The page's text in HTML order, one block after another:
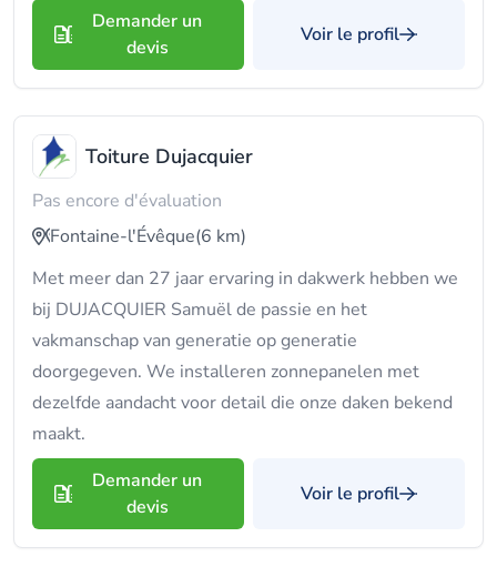
Demander un
devis
Voir le profil
Toiture Dujacquier
Pas encore d'évaluation
Fontaine-l'Évêque(6 km)
Met meer dan 27 jaar ervaring in dakwerk hebben we
bij DUJACQUIER Samuël de passie en het
vakmanschap van generatie op generatie
doorgegeven. We installeren zonnepanelen met
dezelfde aandacht voor detail die onze daken bekend
maakt.
Demander un
devis
Voir le profil